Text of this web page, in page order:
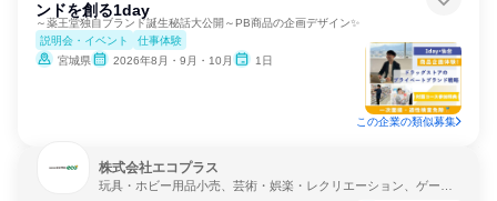
ンドを創る1day
～薬王堂独自ブランド誕生秘話大公開～PB商品の企画デザイン✨
説明会・イベント
仕事体験
宮城県
2026年8月・9月・10月 1日
この企業の類似募集
株式会社エコプラス
玩具・ホビー用品小売、芸術・娯楽・レクリエーション、ゲーム